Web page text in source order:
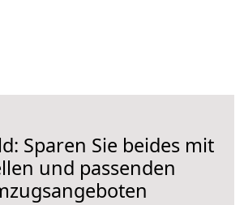
Sparen Sie beides mit
und passenden